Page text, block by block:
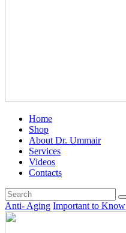
Home
Shop
About Dr. Ummair
Services
Videos
Contacts
Anti- Aging Important to Know